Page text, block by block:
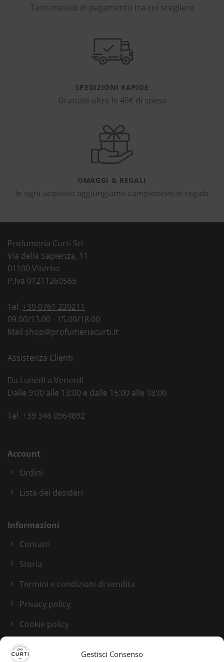
Gestisci Consenso
Tanti metodi di pagamento tra cui scegliere
SPEDIZIONI RAPIDE
Gratuite oltre le 45€ di spesa
OMAGGI & REGALI
In ogni acquisto aggiungiamo campioncini in regalo
Profumeria Curti Srl
Via della Sapienza, 11
01100 Viterbo
P.Iva 01211260565
Tel. +39 0761 220211
09.00/13.00 - 15.00/18.00
Mail shop@profumeriacurti.it
Assistenza Clienti
Da Lunedì a Venerdì
Dalle 9:00 alle 13:00 e dalle 15:00 alle 18:00
Tel. +39 346 0964892
Account
Ordini
Lista dei desideri
Informazioni
Contatti
Storia
Termini e condizioni di vendita
Privacy policy
Cookie policy
Blog